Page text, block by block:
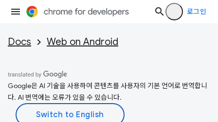
로그인
Docs Web on Android
Google은 AI 기술을 사용하여 콘텐츠를 사용자의 기본 언어로 번역합니
다. AI 번역에는 오류가 있을 수 있습니다.